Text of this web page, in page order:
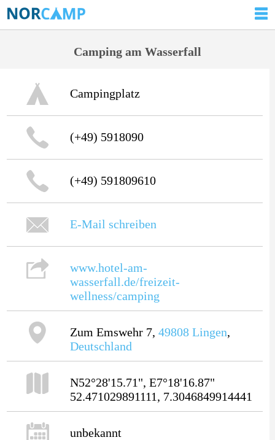
Camping am Wasserfall
Campingplatz
(+49) 5918090
(+49) 591809610
E-Mail schreiben
www.hotel-am-
wasserfall.de/freizeit-
wellness/camping
Zum Emswehr 7, 49808 Lingen,
Deutschland
N52°28'15.71", E7°18'16.87"
52.471029891111, 7.3046849914441
unbekannt